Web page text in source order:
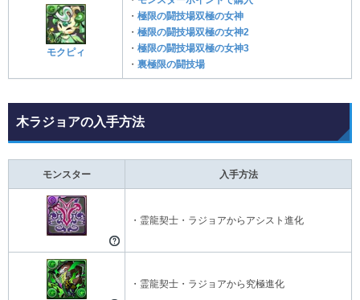
モクピィ
・ 極限の闘技場双極の女神
・ 極限の闘技場双極の女神2
・ 極限の闘技場双極の女神3
・ 裏極限の闘技場
木ラジョアの入手方法
モンスター 入手方法
・霊龍契士・ラジョアからアシスト進化
・霊龍契士・ラジョアから究極進化